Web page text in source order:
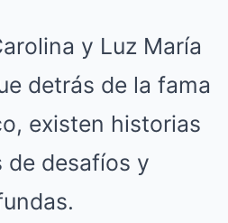
y Luz María
detrás de la fama
existen historias
de desafíos y